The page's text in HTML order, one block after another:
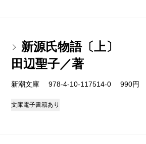
新源氏物語〔上〕
田辺聖子／著
新潮文庫 978-4-10-117514-0 990円
文庫電子書籍あり